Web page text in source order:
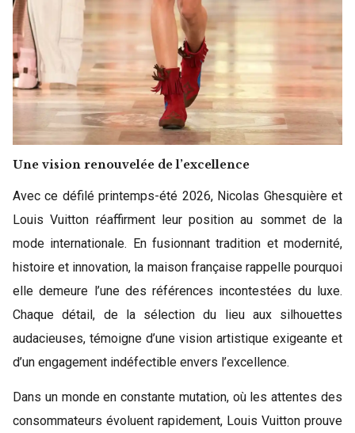
Une vision renouvelée de l’excellence
Avec ce défilé printemps-été 2026, Nicolas Ghesquière et
Louis Vuitton réaffirment leur position au sommet de la
mode internationale. En fusionnant tradition et modernité,
histoire et innovation, la maison française rappelle pourquoi
elle demeure l’une des références incontestées du luxe.
Chaque détail, de la sélection du lieu aux silhouettes
audacieuses, témoigne d’une vision artistique exigeante et
d’un engagement indéfectible envers l’excellence.
Dans un monde en constante mutation, où les attentes des
consommateurs évoluent rapidement, Louis Vuitton prouve